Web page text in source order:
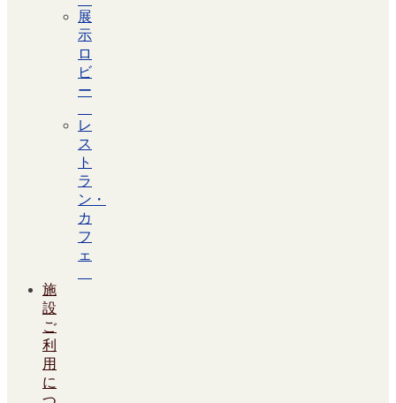
展
示
ロ
ビ
ー
レ
ス
ト
ラ
ン・
カ
フ
ェ
施
設
ご
利
用
に